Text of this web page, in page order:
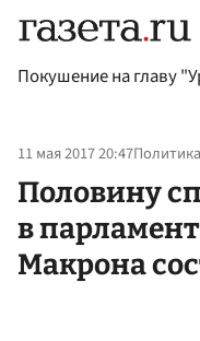
Покушение на главу
11 мая 2017 20:47Политика
Половину
в
Макрона